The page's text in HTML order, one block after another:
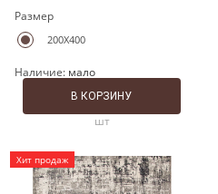
Размер
200X400
Наличие: мало
шт
В КОРЗИНУ
Хит продаж